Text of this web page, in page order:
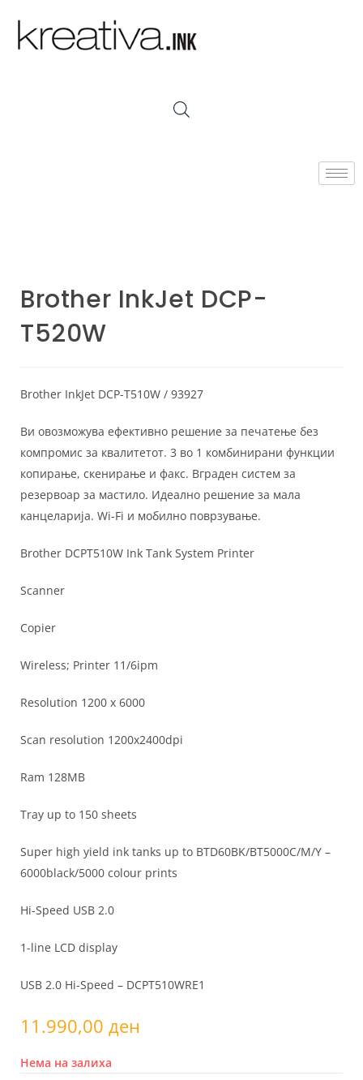
Brother InkJet DCP-
T520W
Brother InkJet DCP-T510W / 93927
Ви овозможува ефективно решение за печатење без
компромис за квалитетот. 3 во 1 комбинирани функции
копирање, скенирање и факс. Вграден систем за
резервоар за мастило. Идеално решение за мала
канцеларија. Wi-Fi и мобилно поврзување.
Brother DCPT510W Ink Tank System Printer
Scanner
Copier
Wireless; Printer 11/6ipm
Resolution 1200 x 6000
Scan resolution 1200x2400dpi
Ram 128MB
Tray up to 150 sheets
Super high yield ink tanks up to BTD60BK/BT5000C/M/Y –
6000black/5000 colour prints
Hi-Speed USB 2.0
1-line LCD display
USB 2.0 Hi-Speed – DCPT510WRE1
11.990,00 ден
Нема на залиха